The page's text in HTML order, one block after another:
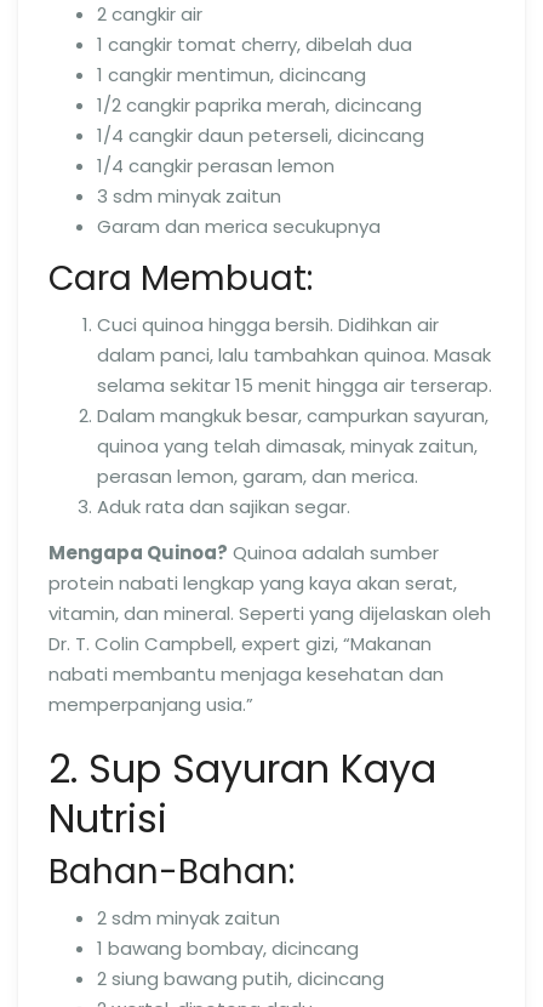
2 cangkir air
1 cangkir tomat cherry, dibelah dua
1 cangkir mentimun, dicincang
1/2 cangkir paprika merah, dicincang
1/4 cangkir daun peterseli, dicincang
1/4 cangkir perasan lemon
3 sdm minyak zaitun
Garam dan merica secukupnya
Cara Membuat:
Cuci quinoa hingga bersih. Didihkan air
dalam panci, lalu tambahkan quinoa. Masak
selama sekitar 15 menit hingga air terserap.
Dalam mangkuk besar, campurkan sayuran,
quinoa yang telah dimasak, minyak zaitun,
perasan lemon, garam, dan merica.
Aduk rata dan sajikan segar.
Mengapa Quinoa? Quinoa adalah sumber
protein nabati lengkap yang kaya akan serat,
vitamin, dan mineral. Seperti yang dijelaskan oleh
Dr. T. Colin Campbell, expert gizi, “Makanan
nabati membantu menjaga kesehatan dan
memperpanjang usia.”
2. Sup Sayuran Kaya
Nutrisi
Bahan-Bahan:
2 sdm minyak zaitun
1 bawang bombay, dicincang
2 siung bawang putih, dicincang